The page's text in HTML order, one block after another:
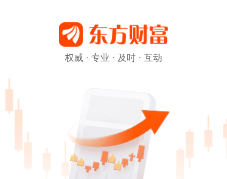
权威 · 专业 · 及时 · 互动